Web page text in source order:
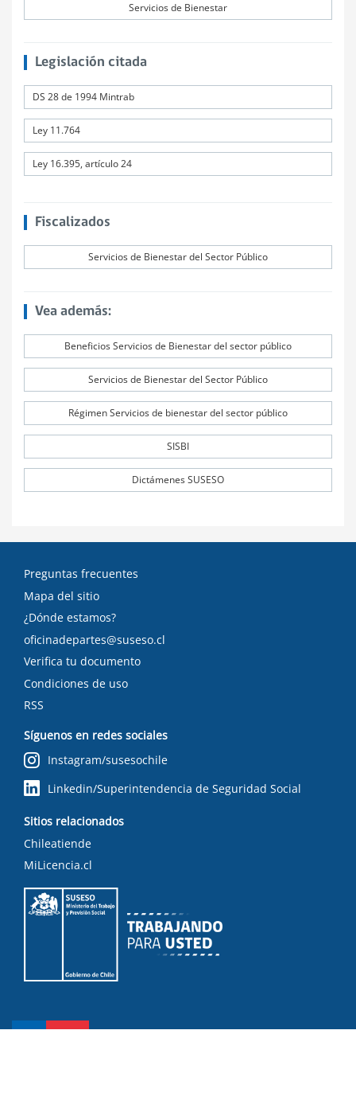
Servicios de Bienestar
Legislación citada
DS 28 de 1994 Mintrab
Ley 11.764
Ley 16.395, artículo 24
Fiscalizados
Servicios de Bienestar del Sector Público
Vea además:
Beneficios Servicios de Bienestar del sector público
Servicios de Bienestar del Sector Público
Régimen Servicios de bienestar del sector público
SISBI
Dictámenes SUSESO
Preguntas frecuentes
Mapa del sitio
¿Dónde estamos?
oficinadepartes@suseso.cl
Verifica tu documento
Condiciones de uso
RSS
Síguenos en redes sociales
Instagram/susesochile
Linkedin/Superintendencia de Seguridad Social
Sitios relacionados
Chileatiende
MiLicencia.cl